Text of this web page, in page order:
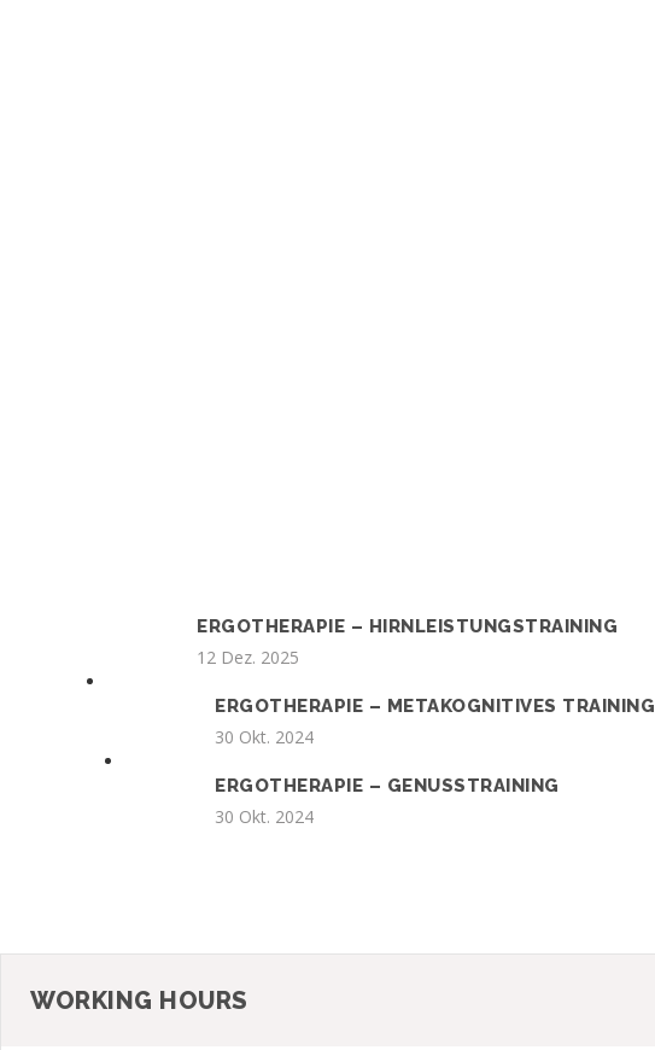
ERGOTHERAPIE – HIRNLEISTUNGSTRAINING
12 Dez. 2025
ERGOTHERAPIE – METAKOGNITIVES TRAINING
30 Okt. 2024
ERGOTHERAPIE – GENUSSTRAINING
30 Okt. 2024
WORKING HOURS